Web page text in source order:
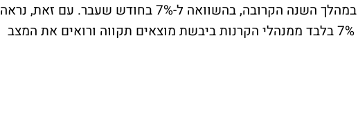
היבשת, עם 19% שצופים שיפור במהלך השנה הקרובה, בהשוואה ל-7% בחודש שעבר. עם זאת, נראה
שבאירופה דווקא מיואשים יותר. 7% בלבד ממנהלי הקרנות ביבשת מוצאים תקווה ורואים את המצב